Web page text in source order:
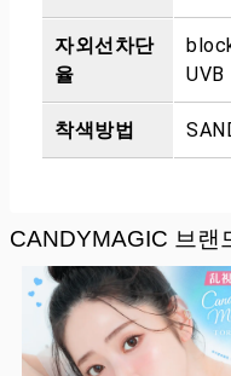
자외선차단
율
UVB
착색방법